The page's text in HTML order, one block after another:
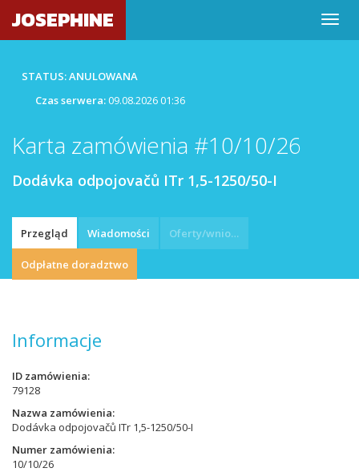
JOSEPHINE
STATUS: ANULOWANA
Czas serwera:09.08.2026 01:36
Karta zamówienia #10/10/26
Dodávka odpojovačů ITr 1,5-1250/50-I
Przegląd Wiadomości Oferty/wnioski
Odpłatne doradztwo
Informacje
ID zamówienia
79128
Nazwa zamówienia
Dodávka odpojovačů ITr 1,5-1250/50-I
Numer zamówienia
10/10/26